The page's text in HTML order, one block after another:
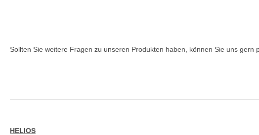
Sollten Sie weitere Fragen zu unseren Produkten haben, können Sie uns
HELIOS